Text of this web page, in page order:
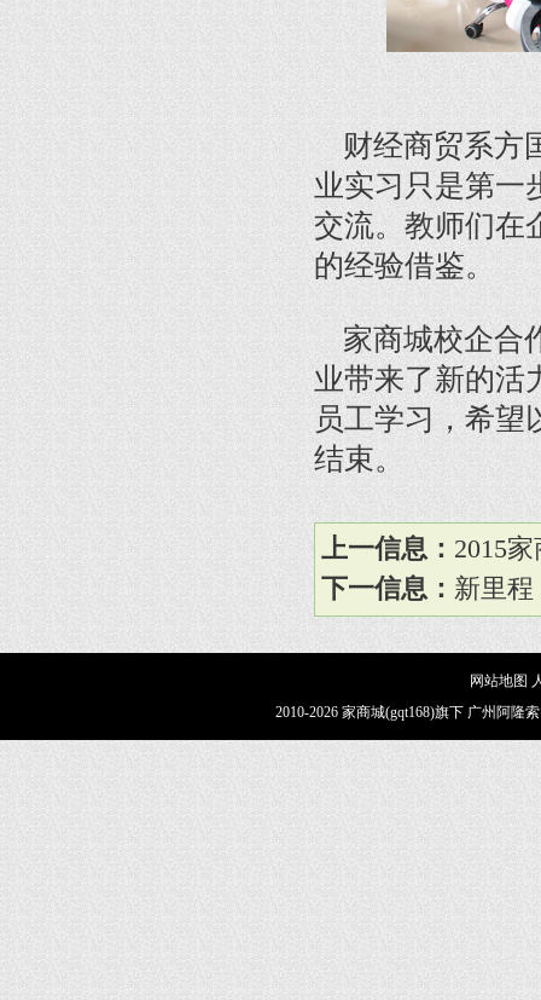
财经商贸系方
业实习只是第一
交流。教师们在
的经验借鉴。
家商城校企合
业带来了新的活
员工学习，希望
结束。
上一信息： 2015
下一信息： 新里
网站地图
2010-2026 家商城(gqt168)旗下 广州阿隆